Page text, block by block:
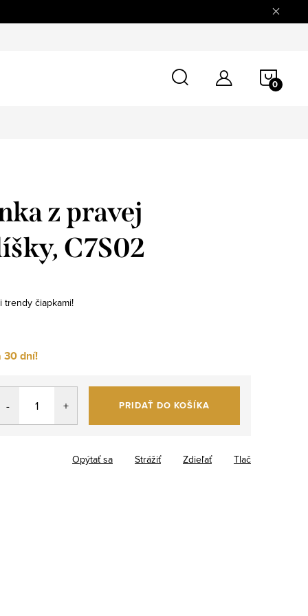
z pravej
C7S02
trendy čiapkami!
30 dní!
PRIDAŤ DO KOŠÍKA
Tlač
Opýtať sa Strážiť Zdieľať